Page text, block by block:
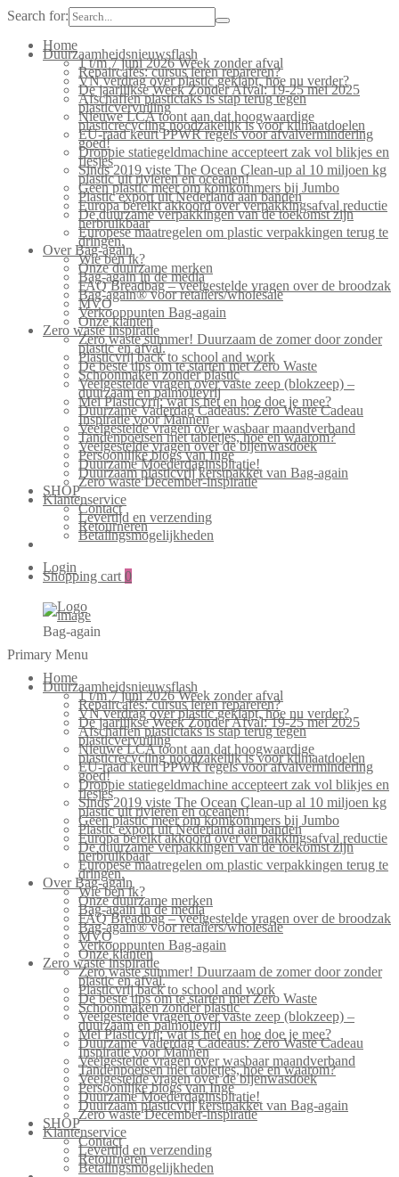
Search for:
Home
Duurzaamheidsnieuwsflash
1 t/m 7 juni 2026 Week zonder afval
Repaircafés: cursus leren repareren?
VN verdrag over plastic geklapt, hoe nu verder?
De jaarlijkse Week Zonder Afval: 19-25 mei 2025
Afschaffen plastictaks is stap terug tegen
plasticvervuiling
Nieuwe LCA toont aan dat hoogwaardige
plasticrecycling noodzakelijk is voor klimaatdoelen
EU-raad keurt PPWR regels voor afvalvermindering
goed!
Droppie statiegeldmachine accepteert zak vol blikjes en
flesjes
Sinds 2019 viste The Ocean Clean-up al 10 miljoen kg
plastic uit rivieren en oceanen!
Geen plastic meer om komkommers bij Jumbo
Plastic export uit Nederland aan banden
Europa bereikt akkoord over verpakkingsafval reductie
De duurzame verpakkingen van de toekomst zijn
herbruikbaar
Europese maatregelen om plastic verpakkingen terug te
dringen.
Over Bag-again
Wie ben ik?
Onze duurzame merken
Bag-again in de media
FAQ Breadbag – veelgestelde vragen over de broodzak
Bag-again® voor retailers/wholesale
MVO
Verkooppunten Bag-again
Onze klanten
Zero waste inspiratie
Zero waste summer! Duurzaam de zomer door zonder
plastic en afval.
Plasticvrij back to school and work
De beste tips om te starten met Zero Waste
Schoonmaken zonder plastic
Veelgestelde vragen over vaste zeep (blokzeep) –
duurzaam en palmolievrij
Mei Plasticvrij: wat is het en hoe doe je mee?
Duurzame Vaderdag Cadeaus: Zero Waste Cadeau
Inspiratie voor Mannen
Veelgestelde vragen over wasbaar maandverband
Tandenpoetsen met tabletjes, hoe en waarom?
Veelgestelde vragen over de bijenwasdoek
Persoonlijke blogs van Inge
Duurzame Moederdaginspiratie!
Duurzaam plasticvrij kerstpakket van Bag-again
Zero waste December-inspiratie
SHOP
Klantenservice
Contact
Levertijd en verzending
Retourneren
Betalingsmogelijkheden
Login
Shopping cart 0
Bag-again
Primary Menu
Home
Duurzaamheidsnieuwsflash
1 t/m 7 juni 2026 Week zonder afval
Repaircafés: cursus leren repareren?
VN verdrag over plastic geklapt, hoe nu verder?
De jaarlijkse Week Zonder Afval: 19-25 mei 2025
Afschaffen plastictaks is stap terug tegen
plasticvervuiling
Nieuwe LCA toont aan dat hoogwaardige
plasticrecycling noodzakelijk is voor klimaatdoelen
EU-raad keurt PPWR regels voor afvalvermindering
goed!
Droppie statiegeldmachine accepteert zak vol blikjes en
flesjes
Sinds 2019 viste The Ocean Clean-up al 10 miljoen kg
plastic uit rivieren en oceanen!
Geen plastic meer om komkommers bij Jumbo
Plastic export uit Nederland aan banden
Europa bereikt akkoord over verpakkingsafval reductie
De duurzame verpakkingen van de toekomst zijn
herbruikbaar
Europese maatregelen om plastic verpakkingen terug te
dringen.
Over Bag-again
Wie ben ik?
Onze duurzame merken
Bag-again in de media
FAQ Breadbag – veelgestelde vragen over de broodzak
Bag-again® voor retailers/wholesale
MVO
Verkooppunten Bag-again
Onze klanten
Zero waste inspiratie
Zero waste summer! Duurzaam de zomer door zonder
plastic en afval.
Plasticvrij back to school and work
De beste tips om te starten met Zero Waste
Schoonmaken zonder plastic
Veelgestelde vragen over vaste zeep (blokzeep) –
duurzaam en palmolievrij
Mei Plasticvrij: wat is het en hoe doe je mee?
Duurzame Vaderdag Cadeaus: Zero Waste Cadeau
Inspiratie voor Mannen
Veelgestelde vragen over wasbaar maandverband
Tandenpoetsen met tabletjes, hoe en waarom?
Veelgestelde vragen over de bijenwasdoek
Persoonlijke blogs van Inge
Duurzame Moederdaginspiratie!
Duurzaam plasticvrij kerstpakket van Bag-again
Zero waste December-inspiratie
SHOP
Klantenservice
Contact
Levertijd en verzending
Retourneren
Betalingsmogelijkheden